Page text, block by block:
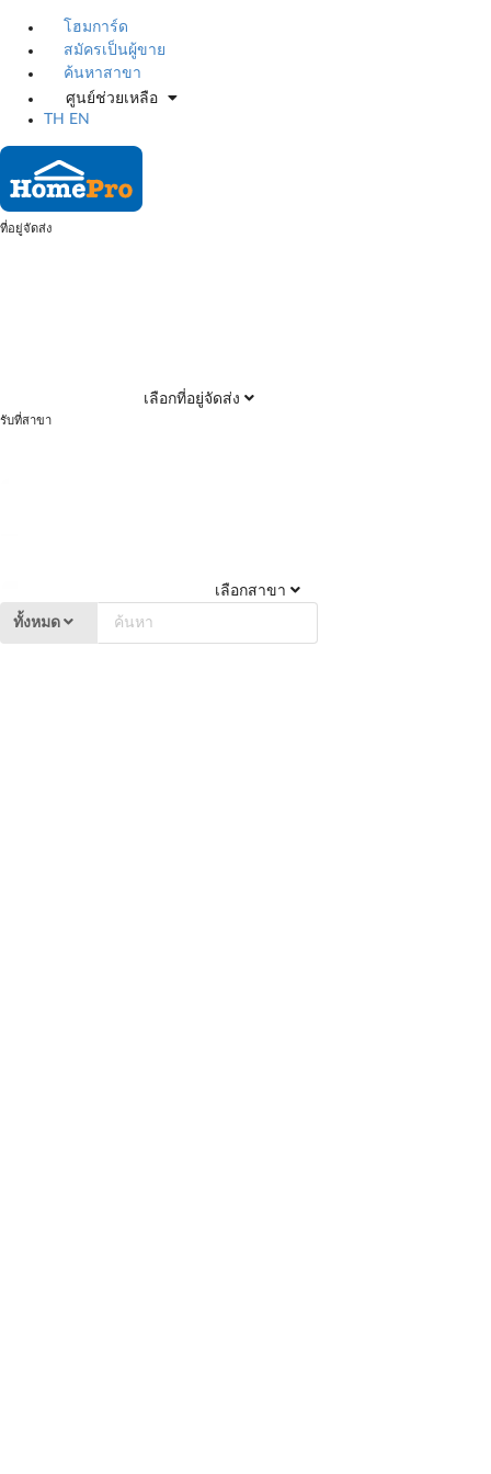
โฮมการ์ด
สมัครเป็นผู้ขาย
ค้นหาสาขา
ศูนย์ช่วยเหลือ
TH
EN
ที่อยู่จัดส่ง
เลือกที่อยู่จัดส่ง
รับที่สาขา
เลือกสาขา
ทั้งหมด